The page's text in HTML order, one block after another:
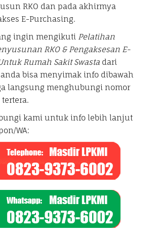
RKO dan pada akhirmya
E-Purchasing.
ingin mengikuti Pelatihan
RKO & Pengaksesan E-
Rumah Sakit Swasta dari
anda bisa menyimak info dibawah
langsung menghubungi nomor
kami untuk info lebih lanjut
WA: